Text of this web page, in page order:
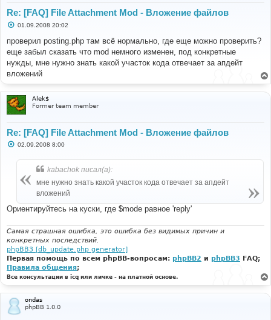
Re: [FAQ] File Attachment Mod - Вложение файлов
С
о
б
щ
е
н
и
01.09.2008 20:02
проверил posting.php там всё нормально, где еще можно проверить?
еще забыл сказать что mod немного изменен, под конкретные
нужды, мне нужно знать какой участок кода отвечает за апдейт
вложений
Alek$
Former team member
Re: [FAQ] File Attachment Mod - Вложение файлов
С
е
02.09.2008 8:00
kabachok писал(а):
мне нужно знать какой участок кода отвечает за апдейт
вложений
Ориентируйтесь на куски, где $mode равное 'reply'
Самая страшная ошибка, это ошибка без видимых причин и
конкретных последствий.
phpBB3 [db_update.php generator]
Первая помощь по всем phpBB-вопросам: phpBB2 и phpBB3 FAQ;
Правила общения;
Все консультации в icq или личке - на платной основе.
ondas
phpBB 1.0.0